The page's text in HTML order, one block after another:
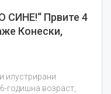
Првите 4
Конески,
илустрирани
годишна возраст,